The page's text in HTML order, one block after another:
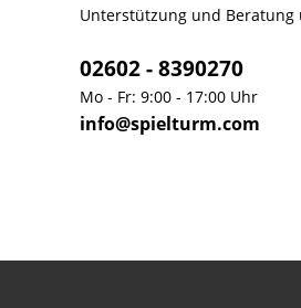
Unterstützung und Beratung
02602 - 8390270
Mo - Fr: 9:00 - 17:00 Uhr
info@spielturm.com